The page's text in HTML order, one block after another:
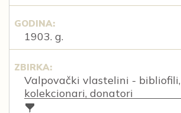
GODINA:
1903. g.
ZBIRKA:
Valpovački vlastelini - bibliofili,
kolekcionari, donatori